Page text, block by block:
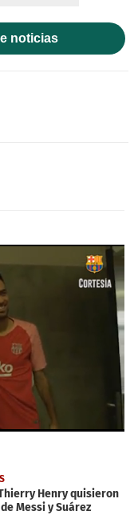
noticias
Henry quisieron
Messi y Suárez